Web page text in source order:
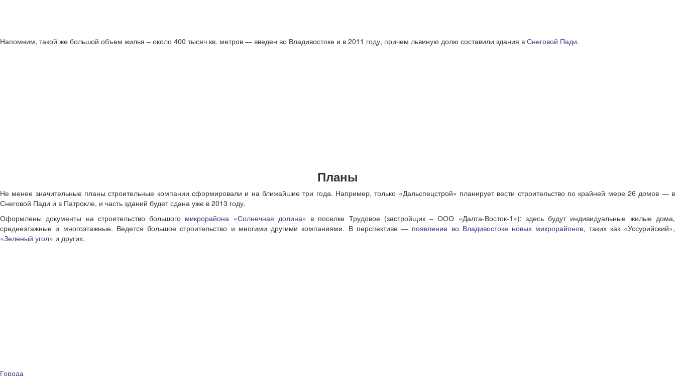
Напомним, такой же большой объем жилья – около 400 тысяч кв. метров — введен во Владивостоке и в 2011 году, причем львиную долю составили здания в Снеговой Пади.
Планы
Не менее значительные планы строительные компании сформировали и на ближайшие три года. Например, только «Дальспецстрой» планирует вести строительство по крайней мере 26 домов — в
Снеговой Пади и в Патрокле, и часть зданий будет сдана уже в 2013 году.
Оформлены документы на строительство большого микрорайона «Солнечная долина» в поселке Трудовое (застройщик – ООО «Далта-Восток-1»): здесь будут индивидуальные жилые дома,
среднеэтажные и многоэтажные. Ведется большое строительство и многими другими компаниями. В перспективе — появление во Владивостоке новых микрорайонов, таких как «Уссурийский»,
«Зеленый угол» и других.
Города